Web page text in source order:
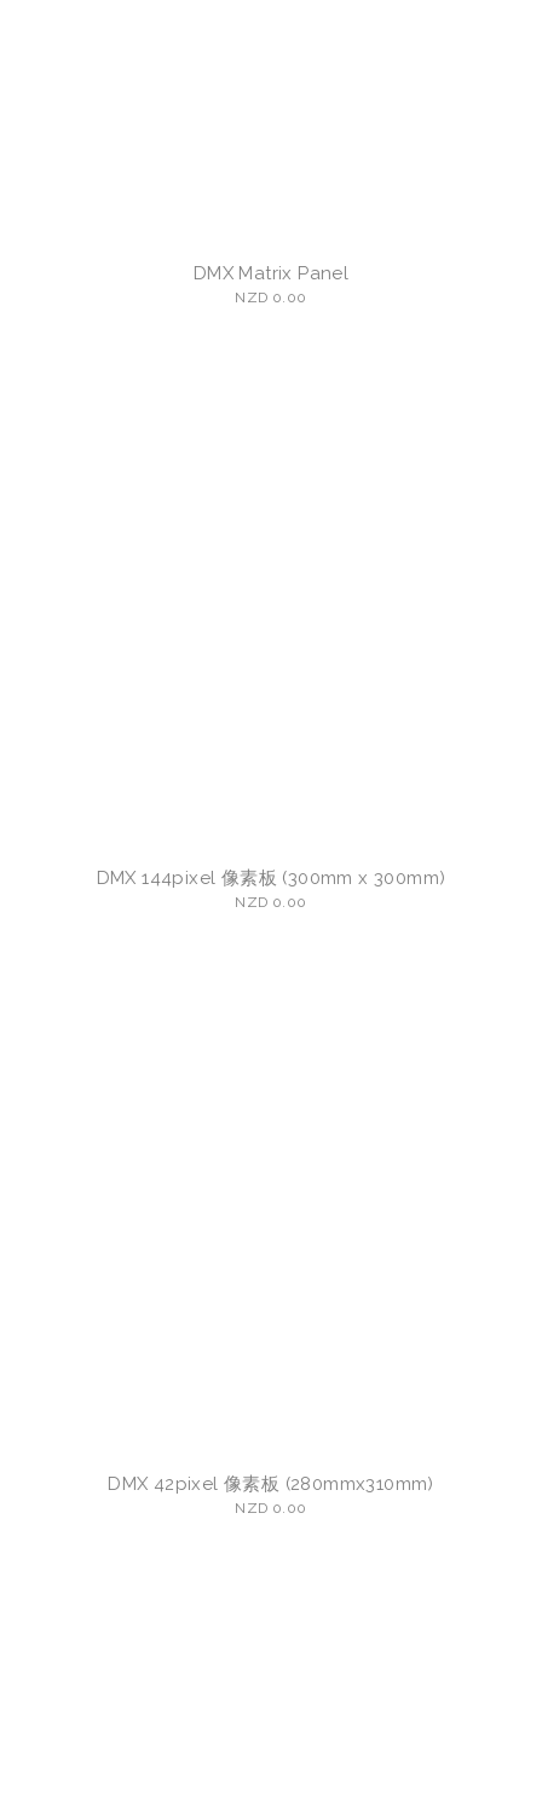
DMX Matrix Panel
NZD 0.00
DMX 144pixel 像素板 (300mm x 300mm)
NZD 0.00
DMX 42pixel 像素板 (280mmx310mm)
NZD 0.00